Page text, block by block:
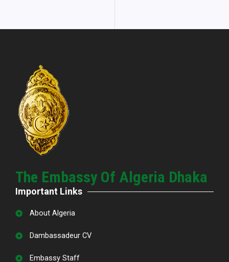
The Embassy Of Algeria Dhaka
Important Links
About Algeria
Dambassadeur CV
Embassy Staff